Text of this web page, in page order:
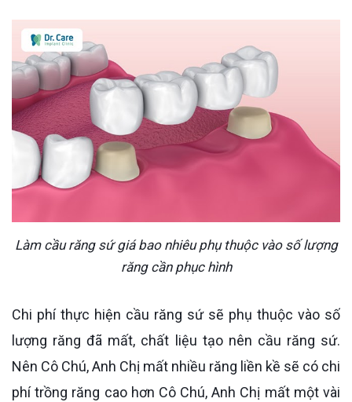
Làm cầu răng sứ giá bao nhiêu phụ thuộc vào số lượng
răng cần phục hình
Chi phí thực hiện cầu răng sứ sẽ phụ thuộc vào số
lượng răng đã mất, chất liệu tạo nên cầu răng sứ.
Nên Cô Chú, Anh Chị mất nhiều răng liền kề sẽ có chi
phí trồng răng cao hơn Cô Chú, Anh Chị mất một vài